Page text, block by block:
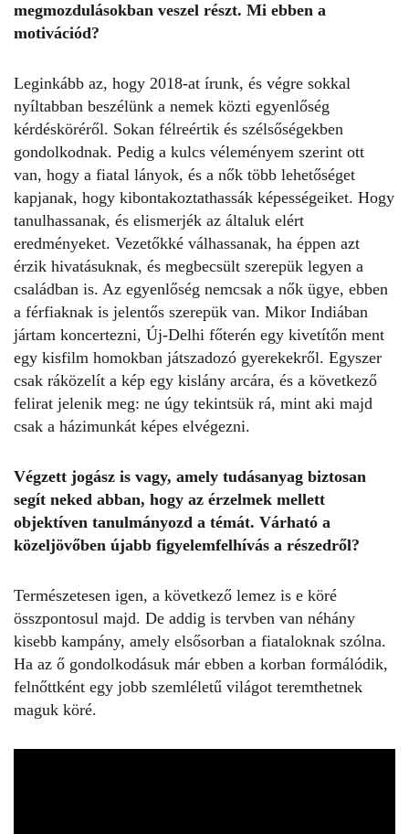
megmozdulásokban veszel részt. Mi ebben a
motivációd?
Leginkább az, hogy 2018-at írunk, és végre sokkal
nyíltabban beszélünk a nemek közti egyenlőség
kérdésköréről. Sokan félreértik és szélsőségekben
gondolkodnak. Pedig a kulcs véleményem szerint ott
van, hogy a fiatal lányok, és a nők több lehetőséget
kapjanak, hogy kibontakoztathassák képességeiket. Hogy
tanulhassanak, és elismerjék az általuk elért
eredményeket. Vezetőkké válhassanak, ha éppen azt
érzik hivatásuknak, és megbecsült szerepük legyen a
családban is. Az egyenlőség nemcsak a nők ügye, ebben
a férfiaknak is jelentős szerepük van. Mikor Indiában
jártam koncertezni, Új-Delhi főterén egy kivetítőn ment
egy kisfilm homokban játszadozó gyerekekről. Egyszer
csak ráközelít a kép egy kislány arcára, és a következő
felirat jelenik meg: ne úgy tekintsük rá, mint aki majd
csak a házimunkát képes elvégezni.
Végzett jogász is vagy, amely tudásanyag biztosan
segít neked abban, hogy az érzelmek mellett
objektíven tanulmányozd a témát. Várható a
közeljövőben újabb figyelemfelhívás a részedről?
Természetesen igen, a következő lemez is e köré
összpontosul majd. De addig is tervben van néhány
kisebb kampány, amely elsősorban a fiataloknak szólna.
Ha az ő gondolkodásuk már ebben a korban formálódik,
felnőttként egy jobb szemléletű világot teremthetnek
maguk köré.